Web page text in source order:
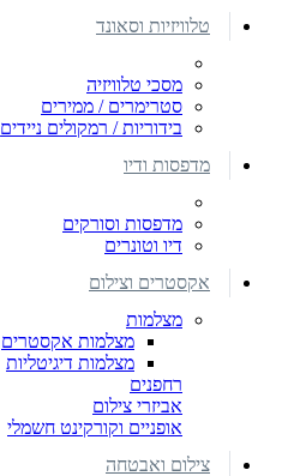
טלוויזיות וסאונד
מסכי טלוויזיה
סטרימרים / ממירים
בידוריות / רמקולים ניידים
מדפסות ודיו
מדפסות וסורקים
דיו וטונרים
אקסטרים וצילום
מצלמות
מצלמות אקסטרים
מצלמות דיגיטליות
רחפנים
אביזרי צילום
אופניים וקורקינט חשמלי
צילום ואבטחה